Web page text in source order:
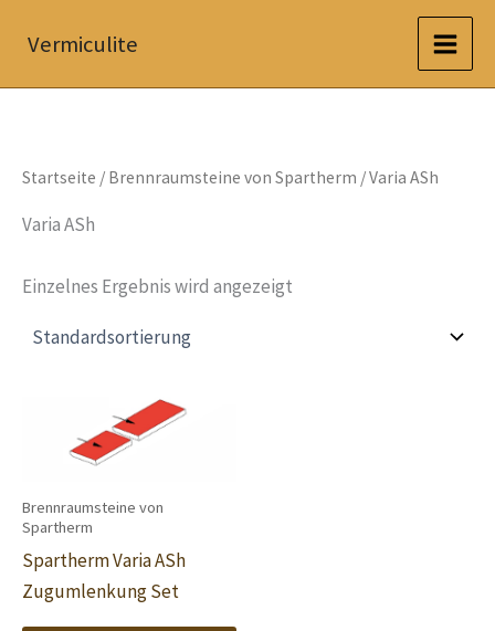
InhaltVermiculite
Startseite / Brennraumsteine von Spartherm / Varia ASh
Varia ASh
Einzelnes Ergebnis wird angezeigt
Brennraumsteine von
Spartherm
Spartherm Varia ASh
Zugumlenkung Set